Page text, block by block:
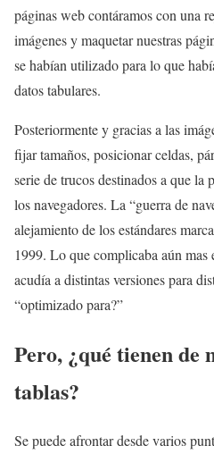
páginas web contáramos con una
imágenes y maquetar nuestras
se habían utilizado para lo que
datos tabulares.
Posteriormente y gracias a las
fijar tamaños, posicionar celdas,
serie de trucos destinados a que la
los navegadores. La “guerra de
alejamiento de los estándares
1999. Lo que complicaba aún mas
acudía a distintas versiones para
“optimizado para?”
Pero, ¿qué tienen de
tablas?
Se puede afrontar desde varios